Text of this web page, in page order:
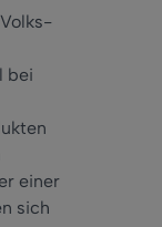
bei
einer
sich